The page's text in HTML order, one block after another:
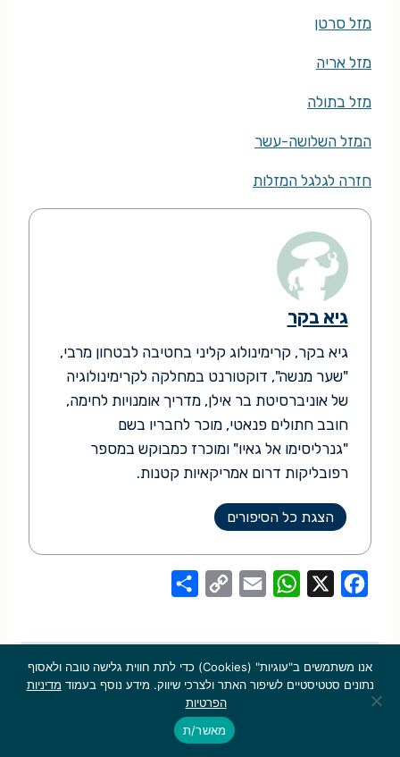
מזל סרטן
מזל אריה
מזל בתולה
המזל השלושה-עשר
חזרה לגלגל המזלות
גיא בקר
גיא בקר, קרימינולוג קליני בחטיבה לבטחון מרבי,
"שער מנשה", דוקטורנט במחלקה לקרימינולוגיה
של אוניברסיטת בר אילן, מדריך אומנויות לחימה,
חובב חתולים פנאטי, מוכר לחבריו בשם
"גנרליסימו אל גאיו" ומוכרז כמבוקש במספר
רפובליקות דרום אמריקאיות קטנות.
הצגת כל הסיפורים
e
b
W
t
s
i
l
y
L
i
n
r
e
רגע, את אלה כבר קראת?
אנו משתמשים ב"עוגיות" (Cookies) כדי לתת חווית גלישה טובה ולאסוף
נתונים סטטיסטיים לשיפור האתר ולצרכי שיווק. מידע נוסף בעמוד מדיניות
הפרטיות
מאשר/ת